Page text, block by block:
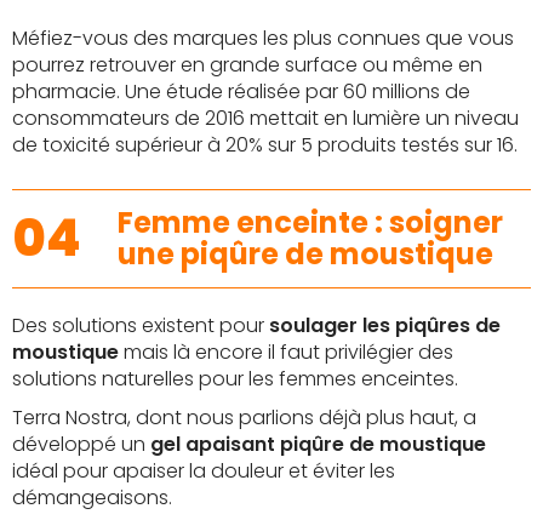
Méfiez-vous des marques les plus connues que vous
pourrez retrouver en grande surface ou même en
pharmacie. Une étude réalisée par 60 millions de
consommateurs de 2016 mettait en lumière un niveau
de toxicité supérieur à 20% sur 5 produits testés sur 16.
04 Femme enceinte : soigner
une piqûre de moustique
Des solutions existent pour soulager les piqûres de
moustiquemais là encore il faut privilégier des
solutions naturelles pour les femmes enceintes.
Terra Nostra, dont nous parlions déjà plus haut, a
développé un gel apaisant piqûre de moustique
idéal pour apaiser la douleur et éviter les
démangeaisons.